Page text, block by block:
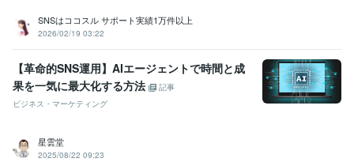
SNSはココスル サポート実績1万件以上
2026/02/19 03:22
【革命的SNS運用】AIエージェントで時間と成
果を一気に最大化する方法
記事
ビジネス・マーケティング
星雲堂
2025/08/22 09:23